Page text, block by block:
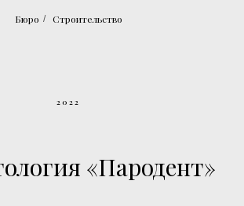
Бюро / Строительство
2022
«Пародент»